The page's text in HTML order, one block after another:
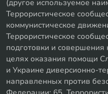
(другое используемое
Террористическое
коммунистическое
Террористическое
подготовки и совершения
целях оказания помощи
и Украине диверсионно-
направленных против